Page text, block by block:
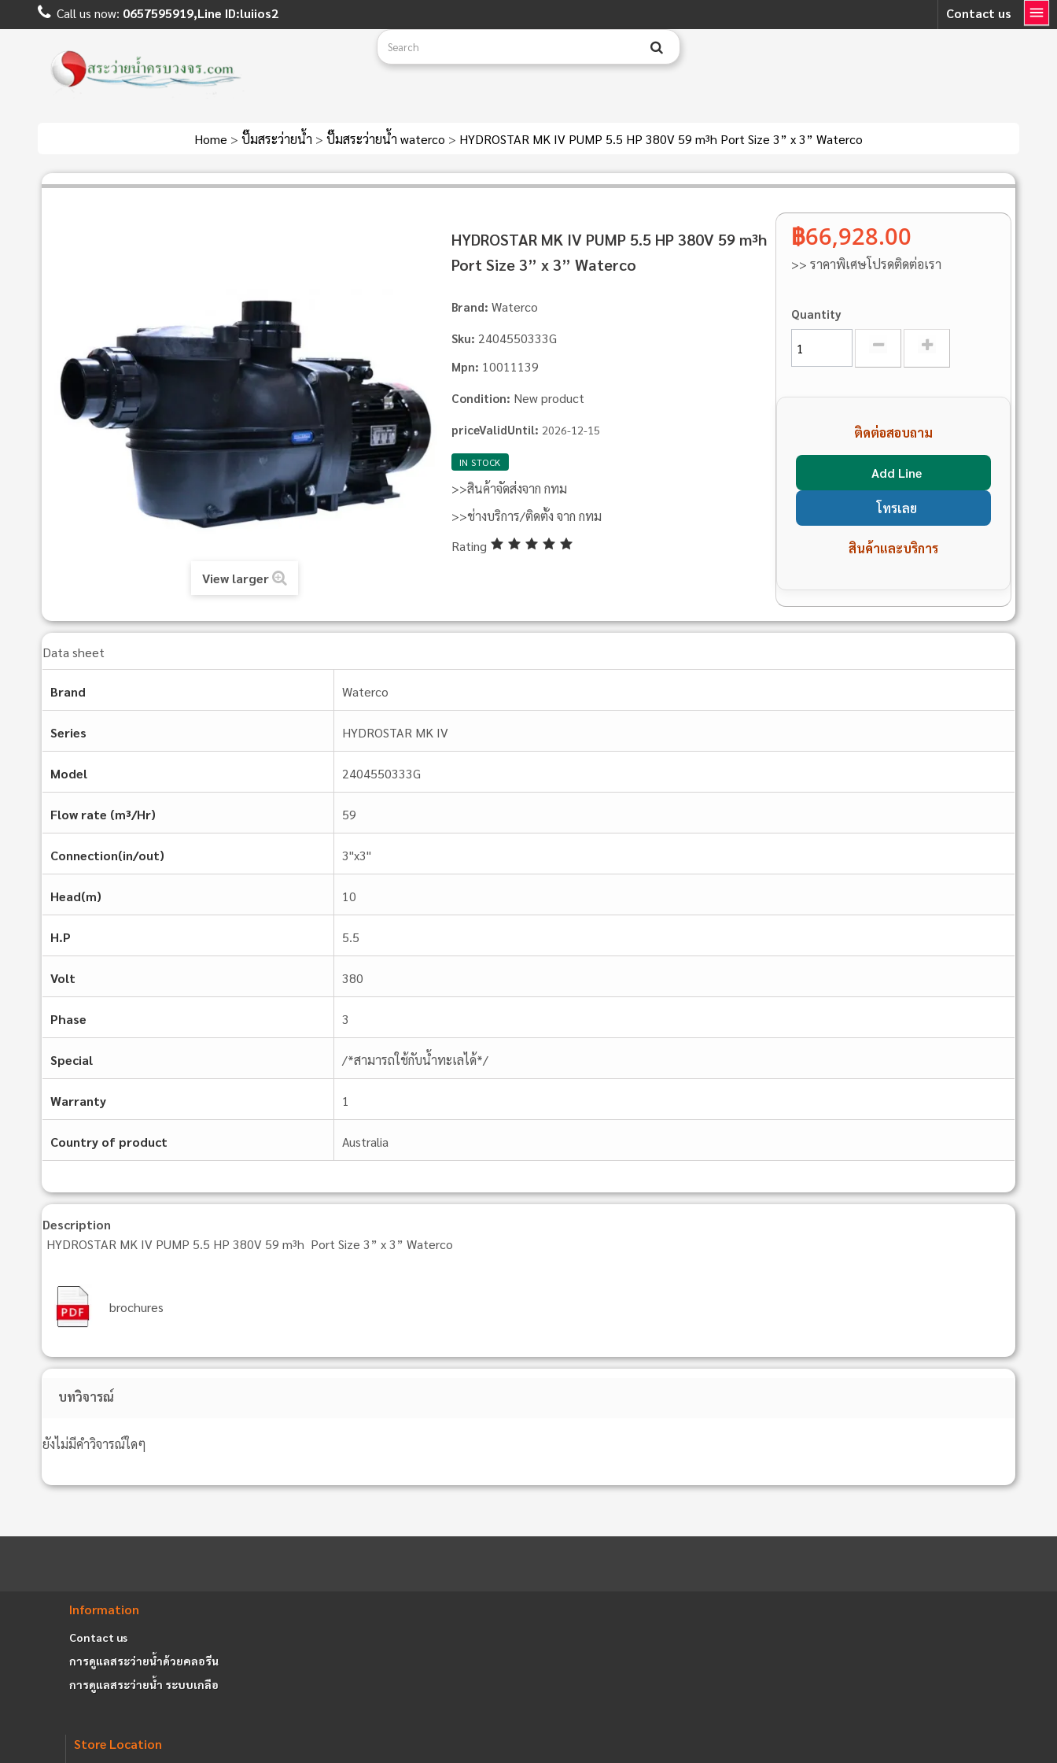
Contact us
Call us now: 0657595919,Line ID:luiios2
Home > ปั๊มสระว่ายน้ำ > ปั๊มสระว่ายน้ำ waterco > HYDROSTAR MK IV PUMP 5.5 HP 380V 59 m³h Port Size 3” x 3” Waterco
View larger
HYDROSTAR MK IV PUMP 5.5 HP 380V 59 m³h
Port Size 3” x 3” Waterco
Brand: Waterco
Sku: 2404550333G
Mpn: 10011139
Condition: New product
priceValidUntil: 2026-12-15
IN STOCK
>>สินค้าจัดส่งจาก กทม
>>ช่างบริการ/ติดตั้ง จาก กทม
Rating
฿66,928.00
>> ราคาพิเศษโปรดติดต่อเรา
Quantity
ติดต่อสอบถาม
Add Line
โทรเลย
สินค้าและบริการ
Data sheet
Brand Waterco
Series HYDROSTAR MK IV
Model 2404550333G
Flow rate (m³/Hr) 59
Connection(in/out) 3"x3"
Head(m) 10
H.P 5.5
Volt 380
Phase 3
Special /*สามารถใช้กับน้ำทะเลได้*/
Warranty 1
Country of product Australia
Description
HYDROSTAR MK IV PUMP 5.5 HP 380V 59 m³h Port Size 3” x 3” Waterco
brochures
บทวิจารณ์
ยังไม่มีคำวิจารณ์ใดๆ
Information
Contact us
การดูแลสระว่ายน้ำด้วยคลอรีน
การดูแลสระว่ายน้ำ ระบบเกลือ
Store Location